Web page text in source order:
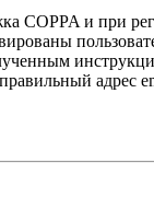
COPPA и при
адрес